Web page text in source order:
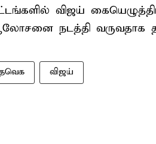
விஜய்
நடத்தி வருவதாக
விஜய்